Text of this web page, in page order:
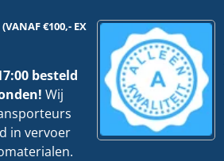
(VANAF €100,- EX
besteld
Wij
in vervoer